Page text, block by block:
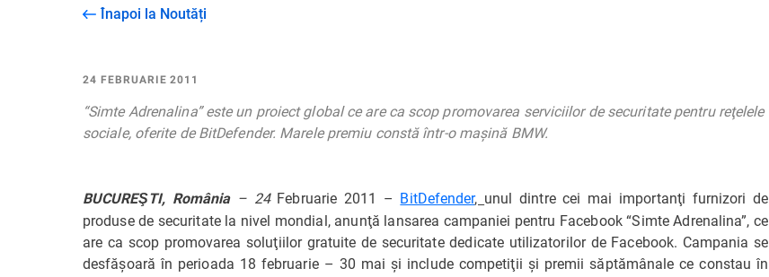
Înapoi la Noutăți
24 FEBRUARIE 2011
“Simte Adrenalina” este un proiect global ce are ca scop promovarea serviciilor de securitate pentru reţelele
sociale, oferite de BitDefender. Marele premiu constă într-o maşină BMW.
BUCUREŞTI, România– 24 Februarie 2011 – BitDefender, unul dintre cei mai importanţi furnizori de
produse de securitate la nivel mondial, anunţă lansarea campaniei pentru Facebook “Simte Adrenalina”, ce
are ca scop promovarea soluţiilor gratuite de securitate dedicate utilizatorilor de Facebook. Campania se
desfăşoară în perioada 18 februarie – 30 mai şi include competiţii şi premii săptămânale ce constau în